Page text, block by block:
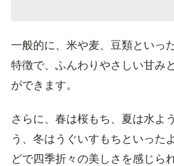
一般的に、米や麦、豆類といっ
特徴で、ふんわりやさしい甘み
ができます。
さらに、春は桜もち、夏は水よ
う、冬はうぐいすもちといった
どで四季折々の美しさを感じら